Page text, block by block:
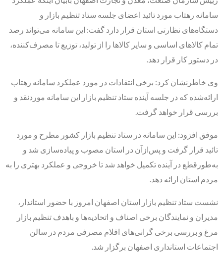
سامانه رهتاب مورد تائید اعضای جلسه ستاد تنظیم بازار و
دستگاه‌های نظارتی استان قرار دارد گفت: این سامانه می‌تواند رصد
تمام کالاهای اساسی و سایر کالاها را از تولید، توزیع تا مصرف‌کننده،
در دستور کار قرار دهد.
وی خاطرنشان کرد: برخی انتقادات در مورد عملکرد سامانه رهتاب
ارائه‌شده که در جلسه آینده ستاد تنظیم بازار این سامانه موردنقد و
بررسی قرار خواهد گرفت.
موفق افزود: این سامانه در ستاد تنظیم بازار کشور مطرح و مورد
تائید قرار گرفت و پس‌ازآن در استان مصوب و پیاده‌سازی شد و
به‌طورقطع در آینده تکمیل‌ خواهد شد تا خروجی و عملکرد بهتری را به
مردم استان ارائه دهد.
نشست ستاد تنظیم بازار استان اصفهان امروز با حضور استاندار،
مدیران و نمایندگان برخی اصناف و اتحادیه‌ها و باهدف تنظیم بازار
مرغ و بررسی برخی گرانی‌های اقلام مصرفی مردم در سالن
اجتماعات استانداری اصفهان برگزار شد.